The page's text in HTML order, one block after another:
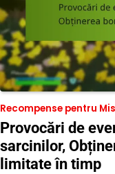
Recompense pentru
Provocări de
sarcinilor,
limitate în timp